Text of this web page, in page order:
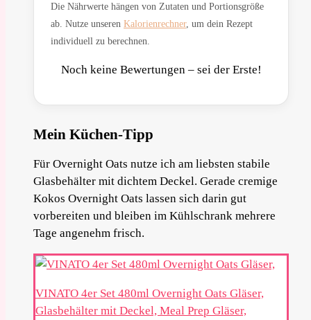
Die Nährwerte hängen von Zutaten und Portionsgröße
ab. Nutze unseren Kalorienrechner, um dein Rezept
individuell zu berechnen.
Noch keine Bewertungen – sei der Erste!
Mein Küchen-Tipp
Für Overnight Oats nutze ich am liebsten stabile
Glasbehälter mit dichtem Deckel. Gerade cremige
Kokos Overnight Oats lassen sich darin gut
vorbereiten und bleiben im Kühlschrank mehrere
Tage angenehm frisch.
VINATO 4er Set 480ml Overnight Oats Gläser,
Glasbehälter mit Deckel, Meal Prep Gläser,